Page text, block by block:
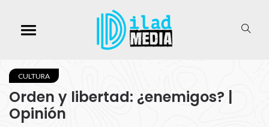
CULTURA
Orden y libertad: ¿enemigos? |
Opinión